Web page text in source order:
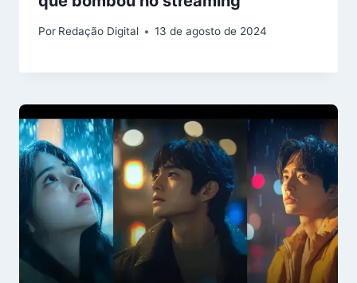
Por Redação Digital 13 de agosto de 2024